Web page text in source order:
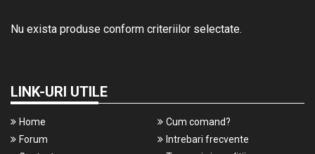
Nu exista produse conform criteriilor selectate.
LINK-URI UTILE
Home
Forum
Cum comand?
Intrebari frecvente